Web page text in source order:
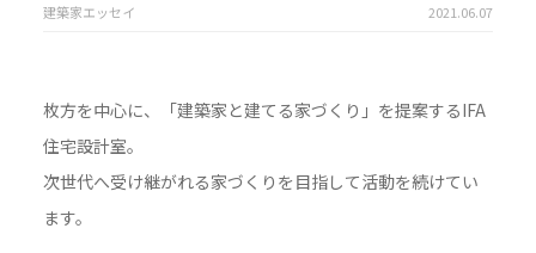
建築家エッセイ 2021.06.07
枚方を中心に、「建築家と建てる家づくり」を提案するIFA
住宅設計室。
次世代へ受け継がれる家づくりを目指して活動を続けてい
ます。